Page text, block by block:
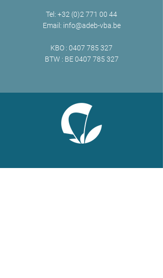
Tel: +32 (0)2 771 00 44
Email: info@adeb-vba.be
KBO : 0407 785 327
BTW : BE0407 785 327